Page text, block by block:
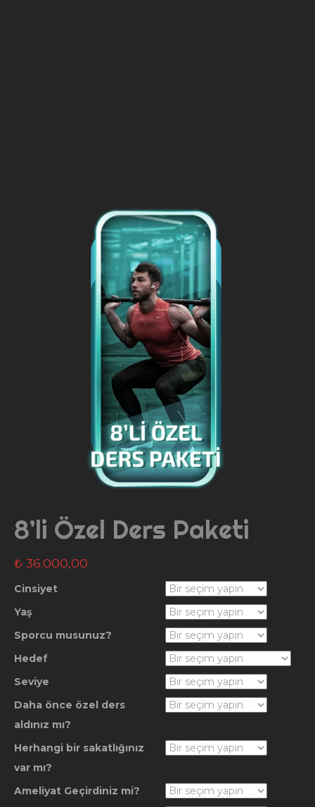
8’li Özel Ders Paketi
₺ 36.000,00
Cinsiyet
Yaş
Sporcu musunuz?
Hedef
Seviye
Daha önce özel ders
aldınız mı?
Herhangi bir sakatlığınız
var mı?
Ameliyat Geçirdiniz mi?